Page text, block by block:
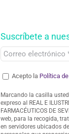
Suscríbete a
Acepto la Política
Marcando la casilla
expreso al REAL E
FARMACÉUTICOS DE
web, para la recogida,
en servidores ubicados